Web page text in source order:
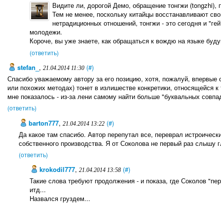
Видите ли, дорогой Демо, обращение тонгжи (tongzhi),
Тем не менее, поскольку китайцы восстанавливают
нетрадиционных отношений, тонгжи - это сегодня и
молодежи.
Короче, вы уже знаете, как обращаться к вождю на языке
(ответить)
stefan_ , 21.04.2014 11:30 (#)
Спасибо уважаемому автору за его позицию, хотя, пожалуй,
или похожих методах) тонет в излишестве конкретики,
мне показалось - из-за лени самому найти больше "буквальных
(ответить)
barton777, 21.04.2014 13:22 (#)
Да какое там спасибо. Автор перепутал все, переврал
собственного производства. Я от Соколова не первый раз слышу
(ответить)
krokodil777,21.04.2014 13:58 (#)
Такие слова требуют продолжения - и показа, где Соколов
итд...
Назвался груздем...